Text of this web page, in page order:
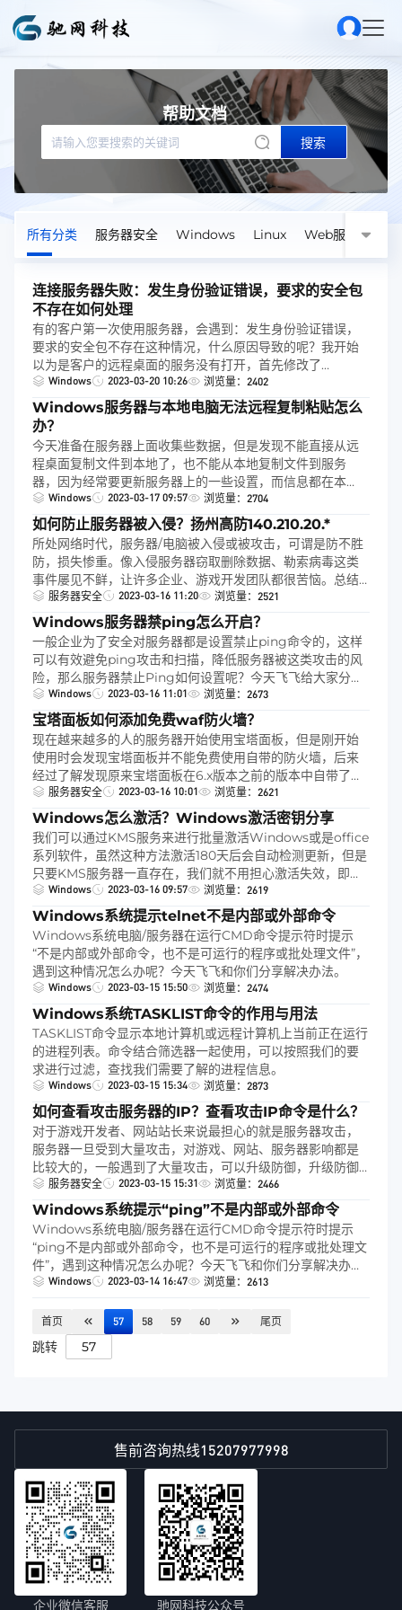
帮助文档
搜索
所有分类 服务器安全 Windows Linux Web服务器
连接服务器失败：发生身份验证错误，要求的安全包
不存在如何处理
有的客户第一次使用服务器，会遇到：发生身份验证错误，
要求的安全包不存在这种情况，什么原因导致的呢？我开始
以为是客户的远程桌面的服务没有打开，首先修改了
windows与远程桌面有关的服务，然后仍然报这个错误。随
后我注意到身份验证这个词我又认为自己可能是密码输入错
误，又尝试修改了几次密码，结果依然没有任何改变，继续
报错。特此我先从网上找了一些相关教程，尝试了打开被控
机器权限和开启远程桌面服务等多种方法，都以失败告终，
后面自己尝试无果后，我联系了机房运维，才知道是安全包
不全的原因，今天飞飞来给你们分享一下如何添
Windows 2023-03-20 10:26 浏览量：2402
Windows服务器与本地电脑无法远程复制粘贴怎么
办？
今天准备在服务器上面收集些数据，但是发现不能直接从远
程桌面复制文件到本地了，也不能从本地复制文件到服务
器，因为经常要更新服务器上的一些设置，而信息都在本
地，如果不能复制粘贴将工作的复杂程度大大增加，为了解
决此烦恼，和大家分享一下本地电脑和服务器无法远程复制
粘贴的解决方法
Windows 2023-03-17 09:57 浏览量：2704
如何防止服务器被入侵？扬州高防140.210.20.*
所处网络时代，服务器/电脑被入侵或被攻击，可谓是防不胜
防，损失惨重。像入侵服务器窃取删除数据、勒索病毒这类
事件屡见不鲜，让许多企业、游戏开发团队都很苦恼。总结
经验教训，吃一堑长一智，网络病毒、黑客无时无处不在，
我们要保持警惕，防患于未然，制定好防范措施，才能保证
服务器稳定安全。
服务器安全 2023-03-16 11:20 浏览量：2521
Windows服务器禁ping怎么开启？
一般企业为了安全对服务器都是设置禁止ping命令的，这样
可以有效避免ping攻击和扫描，降低服务器被这类攻击的风
险，那么服务器禁止Ping如何设置呢？今天飞飞给大家分享
下禁ping的设置方法
Windows 2023-03-16 11:01 浏览量：2673
宝塔面板如何添加免费waf防火墙？
现在越来越多的人的服务器开始使用宝塔面板，但是刚开始
使用时会发现宝塔面板并不能免费使用自带的防火墙，后来
经过了解发现原来宝塔面板在6.x版本之前的版本中自带了
Nginx防火墙功能，到了6.x之后，为了推广收费版的防火墙
插件，官方把这个免费的防火墙入口给隐藏了。
服务器安全 2023-03-16 10:01 浏览量：2621
Windows怎么激活？Windows激活密钥分享
我们可以通过KMS服务来进行批量激活Windows或是office
系列软件，虽然这种方法激活180天后会自动检测更新，但是
只要KMS服务器一直存在，我们就不用担心激活失效，即使
KMS服务器不存在了，我们也可以通过简单的更换地址来实
现激活。今天小驰主要给你们分享Windows激活方法和常用
系统激活密钥，希望可以帮助到你们！
Windows 2023-03-16 09:57 浏览量：2619
Windows系统提示telnet不是内部或外部命令
Windows系统电脑/服务器在运行CMD命令提示符时提示
“不是内部或外部命令，也不是可运行的程序或批处理文件”，
遇到这种情况怎么办呢？今天飞飞和你们分享解决办法。
Windows 2023-03-15 15:50 浏览量：2474
Windows系统TASKLIST命令的作用与用法
TASKLIST命令显示本地计算机或远程计算机上当前正在运行
的进程列表。命令结合筛选器一起使用，可以按照我们的要
求进行过滤，查找我们需要了解的进程信息。
Windows 2023-03-15 15:34 浏览量：2873
如何查看攻击服务器的IP？查看攻击IP命令是什么？
对于游戏开发者、网站站长来说最担心的就是服务器攻击，
服务器一旦受到大量攻击，对游戏、网站、服务器影响都是
比较大的，一般遇到了大量攻击，可以升级防御，升级防御
后直接解封。但是防御的成本有些高，可以根据具体情况来
考虑。如果是在知道攻击IP的情况下，将攻击IP拉黑也是一
种方法。今天飞飞和你们分享服务器查看攻击IP的命令，希
望可以帮助到你~
服务器安全 2023-03-15 15:31 浏览量：2466
Windows系统提示“ping”不是内部或外部命令
Windows系统电脑/服务器在运行CMD命令提示符时提示
“ping不是内部或外部命令，也不是可运行的程序或批处理文
件”，遇到这种情况怎么办呢？今天飞飞和你们分享解决办
法。Windows 2023-03-14 16:47 浏览量：2613
首页 57 58 59 60 尾页
跳转
售前咨询热线15207977998
企业微信客服 驰网科技公众号